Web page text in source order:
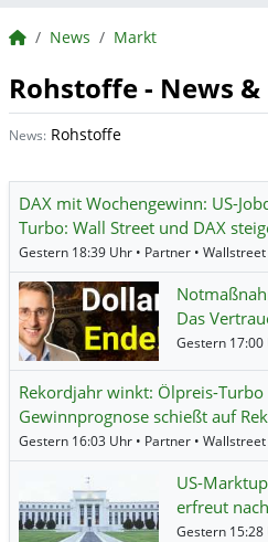
BörsenNEWS.de
News Markt
Rohstoffe - News
News: Rohstoffe
DAX mit Wochengewinn: US-
Turbo: Wall Street und DAX
Das
Rekordjahr winkt: Ölpreis-Turbo
Gewinnprognose schießt auf
US-
erfreut